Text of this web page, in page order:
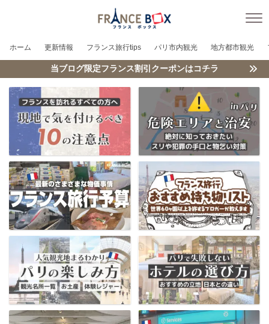
ホーム 更新情報 フランス旅行tips パリ市内観光 地方都市観光
当ブログ限定フランス割引クーポンはコチラ